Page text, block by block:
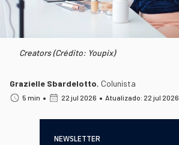
Creators (Crédito: Youpix)
Grazielle Sbardelotto, Colunista
5 min • 22 jul 2026 • Atualizado: 22 jul 2026
NEWSLETTER